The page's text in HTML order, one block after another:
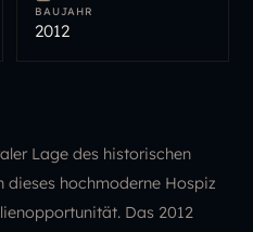
BAUJAHR
2012
Lage des historischen
dieses hochmoderne Hospiz
Das 2012